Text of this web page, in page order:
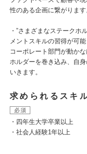
性のある企画に繋がります
・”さまざまなステークホ
メントスキルの習得が可能
コーポレート部門が動か
ホルダーを巻き込み、自
いきます。
求められるスキ
必須
・四年生大学卒業以上
・社会人経験1年以上